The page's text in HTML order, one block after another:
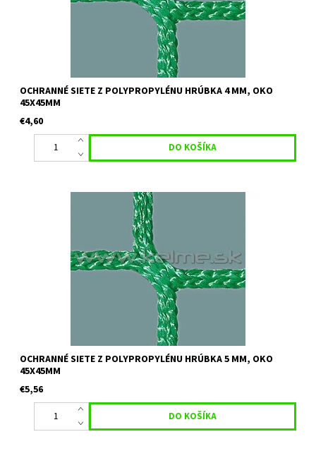
OCHRANNÉ SIETE Z POLYPROPYLÉNU HRÚBKA 4 MM, OKO
45X45MM
€4,60
Určenie:ochranné siete vhodné na futbalové, volejbalové ihrisko,
viacúčelové ihrisko a pod. Farba: čierna Uvedená cena je
orientačná za 1 m2 pri minimálnom odbere 30 m2 Pre
vypracovanie...
OCHRANNÉ SIETE Z POLYPROPYLÉNU HRÚBKA 5 MM, OKO
45X45MM
€5,56